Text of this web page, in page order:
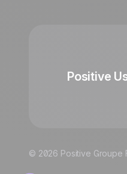
Positive
© 2026 Positive Groupe